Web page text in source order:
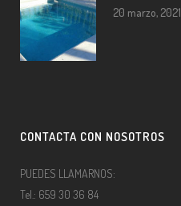
20 marzo, 2021
CONTACTA CON NOSOTROS
PUEDES LLAMARNOS:
Tel.: 659 30 36 84